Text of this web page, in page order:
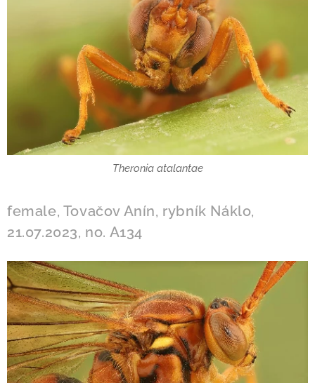
Theronia atalantae
female, Tovačov Anín, rybník Náklo,
21.07.2023, no. A134